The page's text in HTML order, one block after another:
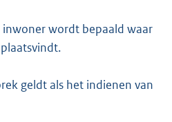
inwoner wordt bepaald waar
geldt als het indienen van